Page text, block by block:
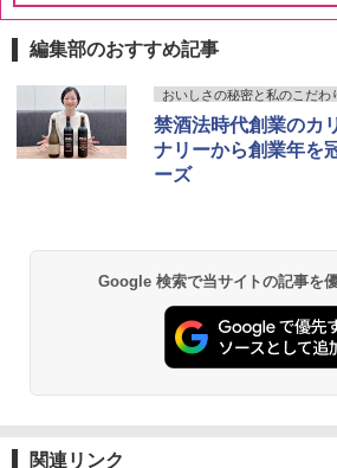
チキンラーメン ど
食品 インスタント
￥1,939
2
【公式】ブタメン
| 業務用 夜食 カッ
麺 小腹 インスタ
ーリングストック
パニー
￥1,451
3
[山善] スチームオ
暮らし 二人暮ら
チーム調理 自動
付き ブラック
シャープ 過熱水蒸
L コンベクション
SS26B-W
￥32,800
3
編集部のおすすめ記事
おいしさの秘密と私のこだわ
禁酒法時代創業のカ
ナリーから創業年を
ーズ
Google 検索で当サイトの記事を
関連リンク